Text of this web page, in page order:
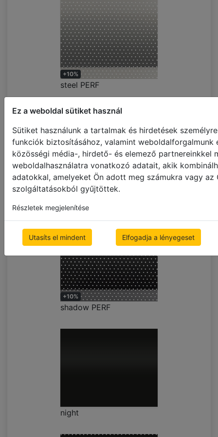
Ez a weboldal sütiket használ
Sütiket használunk a tartalmak és hirdetések
funkciók biztosításához, valamint weboldalforgalmunk
közösségi média-, hirdető- és elemező partnereinkkel
weboldalhasználatra vonatkozó adatait, akik
adatokkal, amelyeket Ön adott meg számukra vagy az
szolgáltatásokból gyűjtöttek.
Részletek megjelenítése
Utasíts el mindent Elfogadja a lényegeset
+10%
steel PERF
shadow
+10%
shadow PERF
night